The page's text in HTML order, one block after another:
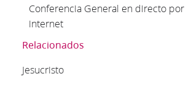
Conferencia General en directo por
internet
Relacionados
Jesucristo